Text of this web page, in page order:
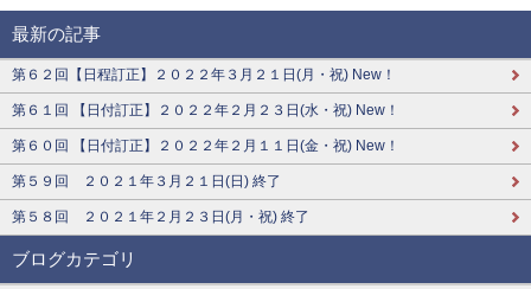
最新の記事
第６２回【日程訂正】２０２２年３月２１日(月・祝) New！
第６１回 【日付訂正】２０２２年２月２３日(水・祝) New！
第６０回 【日付訂正】２０２２年２月１１日(金・祝) New！
第５９回 ２０２１年３月２１日(日) 終了
第５８回 ２０２１年２月２３日(月・祝) 終了
ブログカテゴリ